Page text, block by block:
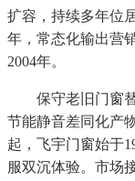
扩容，持续多年位
年，常态化输出营
2004年。
保守老旧门窗替
节能静音差同化产
起，飞宇门窗始于
服双沉体验。市场